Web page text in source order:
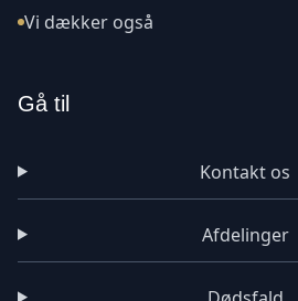
Vi dækker også
Gå til
Kontakt os
Afdelinger